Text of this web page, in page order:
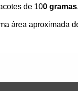
de 100 gramas.
área aproximada